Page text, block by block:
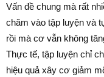
Vấn đề chung mà rất
chăm vào tập luyện và
rồi mà cơ vẫn không
Thực tế, tập luyện chỉ
hiệu quả xây cơ giảm